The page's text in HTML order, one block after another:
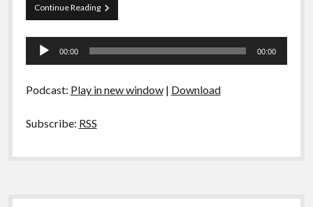
Continue ReadingKomos
–
O
o
Tocador
00:00 00:00
Podcast: Play in new window| Download
Subscribe: RSS